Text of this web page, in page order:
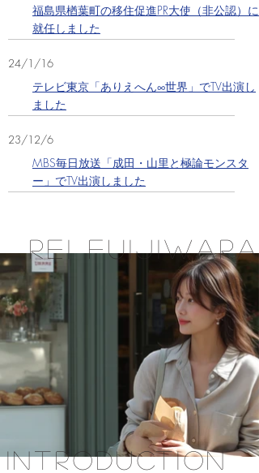
福島県楢葉町の移住促進PR大使（非公認）に
就任しました
24/1/16
テレビ東京「ありえへん∞世界」でTV出演し
ました
23/12/6
MBS毎日放送「成田・山里と極論モンスタ
ー」でTV出演しました
introduction
Rei Fuijiwara